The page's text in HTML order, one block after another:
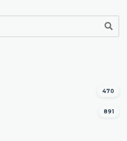
470
891